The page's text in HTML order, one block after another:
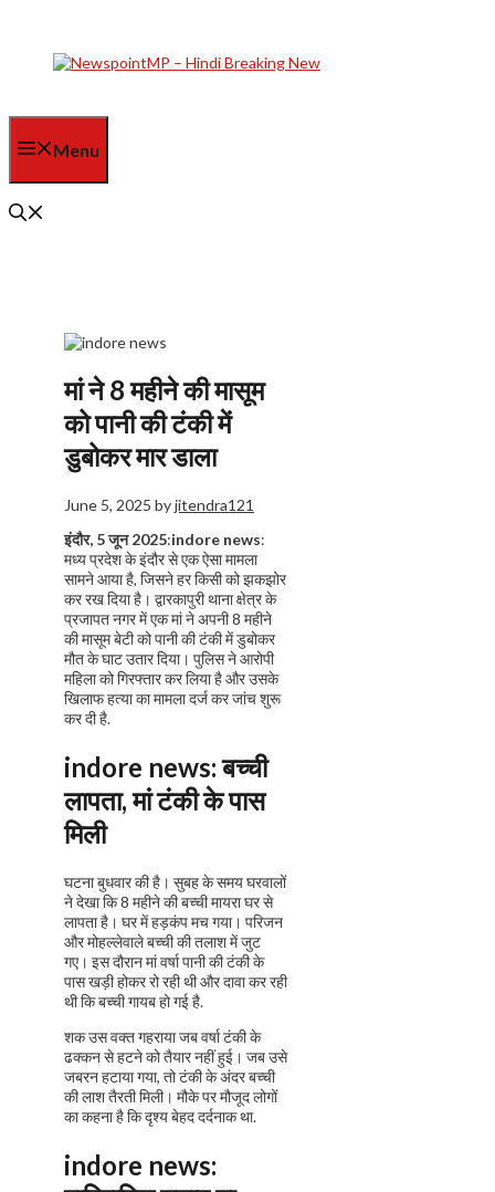
content
Menu
मां ने 8 महीने की मासूम
को पानी की टंकी में
डुबोकर मार डाला
June 5, 2025 byjitendra121
इंदौर, 5 जून 2025:indore news:
मध्य प्रदेश के इंदौर से एक ऐसा मामला
सामने आया है, जिसने हर किसी को झकझोर
कर रख दिया है। द्वारकापुरी थाना क्षेत्र के
प्रजापत नगर में एक मां ने अपनी 8 महीने
की मासूम बेटी को पानी की टंकी में डुबोकर
मौत के घाट उतार दिया। पुलिस ने आरोपी
महिला को गिरफ्तार कर लिया है और उसके
खिलाफ हत्या का मामला दर्ज कर जांच शुरू
कर दी है.
indore news:बच्ची
लापता, मां टंकी के पास
मिली
घटना बुधवार की है। सुबह के समय घरवालों
ने देखा कि 8 महीने की बच्ची मायरा घर से
लापता है। घर में हड़कंप मच गया। परिजन
और मोहल्लेवाले बच्ची की तलाश में जुट
गए। इस दौरान मां वर्षा पानी की टंकी के
पास खड़ी होकर रो रही थी और दावा कर रही
थी कि बच्ची गायब हो गई है.
शक उस वक्त गहराया जब वर्षा टंकी के
ढक्कन से हटने को तैयार नहीं हुई। जब उसे
जबरन हटाया गया, तो टंकी के अंदर बच्ची
की लाश तैरती मिली। मौके पर मौजूद लोगों
का कहना है कि दृश्य बेहद दर्दनाक था.
indore news: